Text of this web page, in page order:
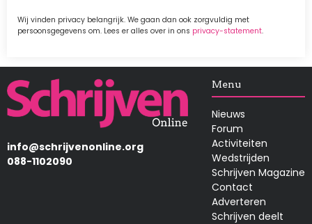
Wij vinden privacy belangrijk. We gaan dan ook zorgvuldig met
persoonsgegevens om. Lees er alles over in ons privacy-statement.
Afbeelding
info@schrijvenonline.org
088-1102090
Menu
Nieuws
Forum
Activiteiten
Wedstrijden
Schrijven Magazine
Contact
Adverteren
Schrijven deelt